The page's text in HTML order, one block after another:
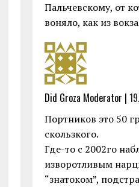
Пальчевскому, от
воняло, как из
Did Groza Moderator |
Портников это 50
скользкого.
Где-то с 2002го
изворотливым
“знатоком”,